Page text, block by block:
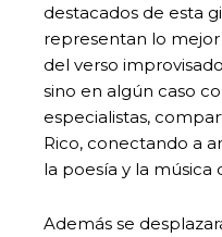
destacados de esta
representan lo
del verso
sino en algún caso
especialistas,
Rico, conectando a
la poesía y la música
Además se